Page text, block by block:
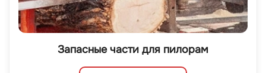
Запасные части для пилорам